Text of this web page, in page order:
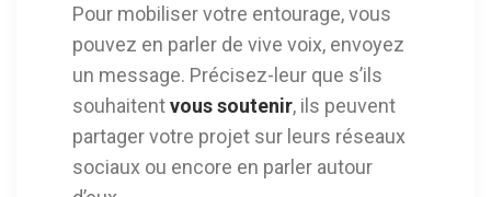
Pour mobiliser votre entourage, vous
pouvez en parler de vive voix, envoyez
un message. Précisez-leur que s’ils
souhaitentvous soutenir, ils peuvent
partager votre projet sur leurs réseaux
sociaux ou encore en parler autour